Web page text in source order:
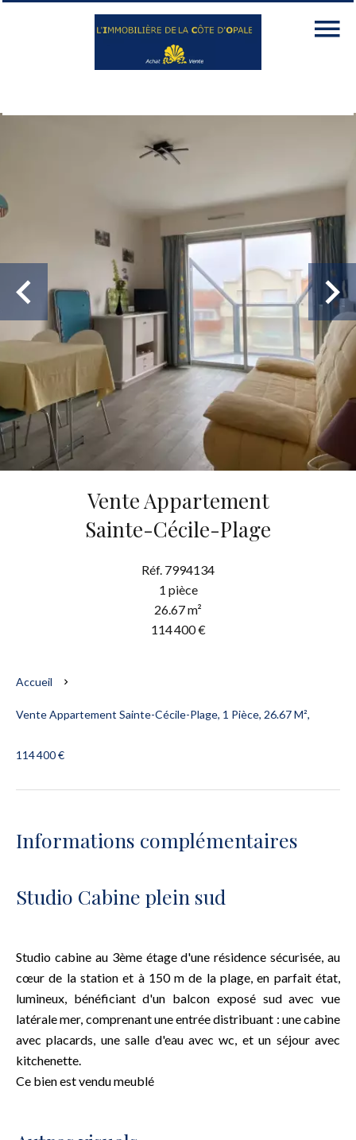
Vente Appartement
Sainte-Cécile-Plage
Réf. 7994134
1 pièce
26.67 m²
114 400 €
Accueil
Vente Appartement Sainte-Cécile-Plage, 1 Pièce, 26.67 M²,
114 400 €
Informations complémentaires
Studio Cabine plein sud
Studio cabine au 3ème étage d'une résidence sécurisée, au
cœur de la station et à 150 m de la plage, en parfait état,
lumineux, bénéficiant d'un balcon exposé sud avec vue
latérale mer, comprenant une entrée distribuant : une cabine
avec placards, une salle d'eau avec wc, et un séjour avec
kitchenette.
Ce bien est vendu meublé